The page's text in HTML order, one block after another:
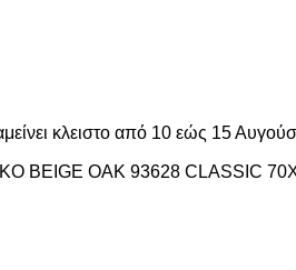
κλειστο από 10 εώς 15
BEIGE OAK 93628 CLASSIC